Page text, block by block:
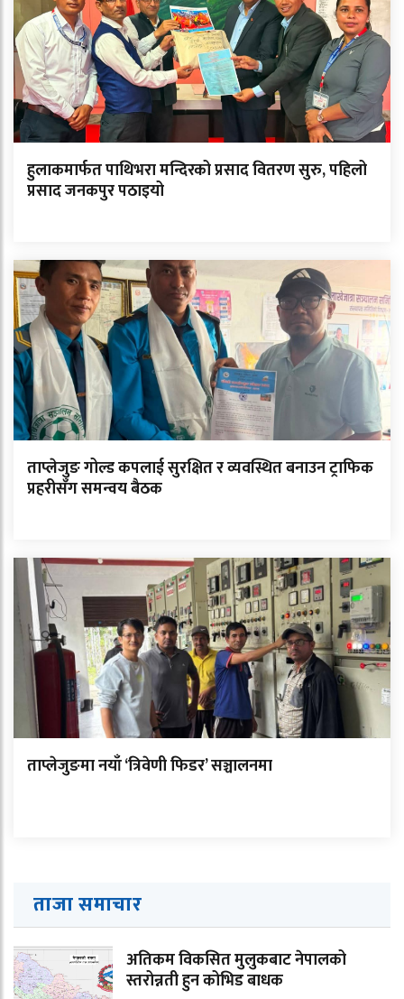
हुलाकमार्फत पाथिभरा मन्दिरको प्रसाद वितरण सुरु, पहिलो
प्रसाद जनकपुर पठाइयो
ताप्लेजुङ गोल्ड कपलाई सुरक्षित र व्यवस्थित बनाउन ट्राफिक
प्रहरीसँग समन्वय बैठक
ताप्लेजुङमा नयाँ ‘त्रिवेणी फिडर’ सञ्चालनमा
ताजा समाचार
अतिकम विकसित मुलुकबाट नेपालको
स्तरोन्नती हुन कोभिड बाधक